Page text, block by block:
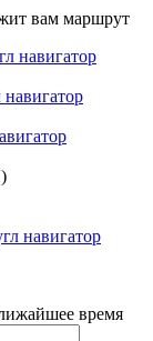
вам маршрут
время